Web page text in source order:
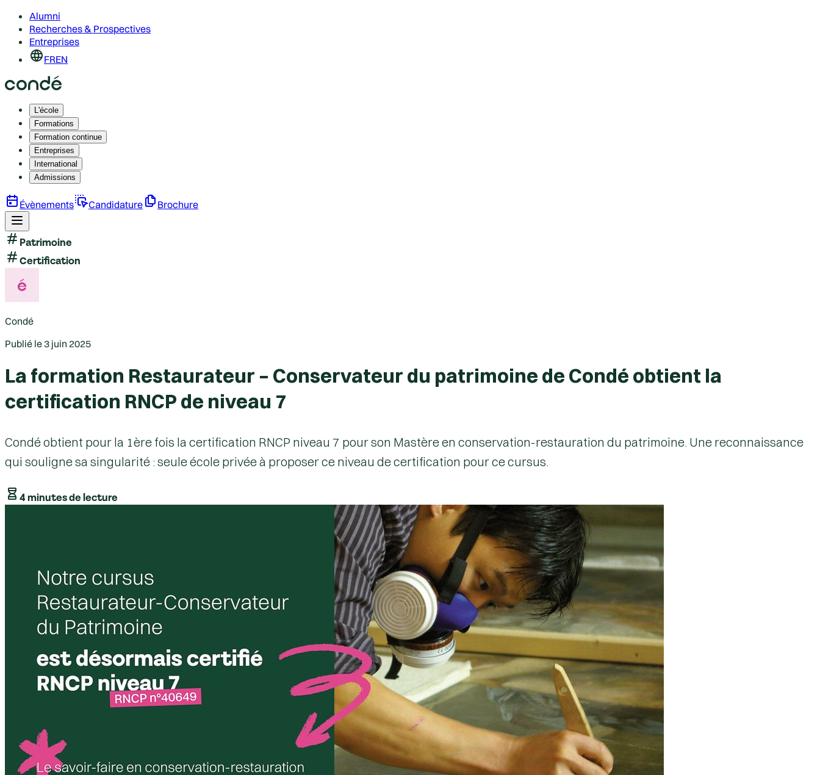
Alumni
Recherches & Prospectives
Entreprises
FREN
L'école
Formations
Formation continue
Entreprises
International
Admissions
Évènements Candidature Brochure
Patrimoine
Certification
Condé
Publié le3 juin 2025
La formation Restaurateur – Conservateur du patrimoine de Condé obtient la
certification RNCP de niveau 7
Condé obtient pour la 1ère fois la certification RNCP niveau 7 pour son Mastère en conservation-restauration du patrimoine. Une reconnaissance
qui souligne sa singularité : seule école privée à proposer ce niveau de certification pour ce cursus.
4 minutes de lecture